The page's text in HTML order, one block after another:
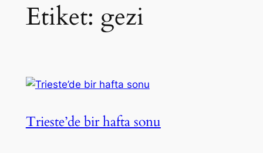
Etiket: gezi
Trieste’de bir hafta sonu